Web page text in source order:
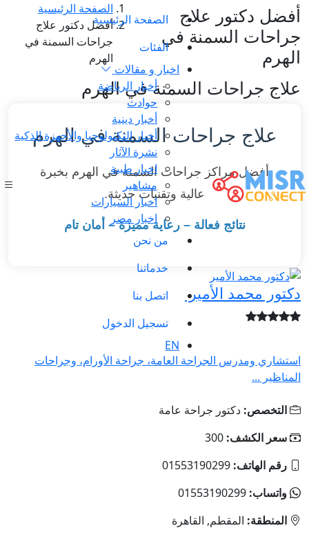
الصفحة الرئيسية
الفئات
اخبار و مقالات
أخبار الرياضة
حوادث
أخبار دينية
أخبار التكنولوجيا والأجهزة الذكية
نشرة الآثار
اخبار طبية
مشاهير
اخبار السيارات
اخبار مصر
من نحن
خدماتنا
اتصل بنا
تسجيل الدخول
EN
أفضل دكتور علاج
جراحات السمنة في
الهرم
الصفحة الرئيسية
أفضل دكتور علاج
جراحات السمنة في
الهرم
علاج جراحات السمنة في الهرم
علاج جراحات السمنة في الهرم
أفضل مراكز جراحات السمنة في الهرم بخبرة
عالية وتقنيات حديثة.
نتائج فعالة – رعاية مميزة – أمان تام
دكتور محمد الأمير
استشاري ومدرس الجراحة العامة، جراحة الأورام، وجراحات
المناظير ...
التخصص: دكتور جراحة عامة
سعر الكشف: 300
رقم الهاتف: 01553190299
واتساب: 01553190299
المنطقة: المقطم, القاهرة